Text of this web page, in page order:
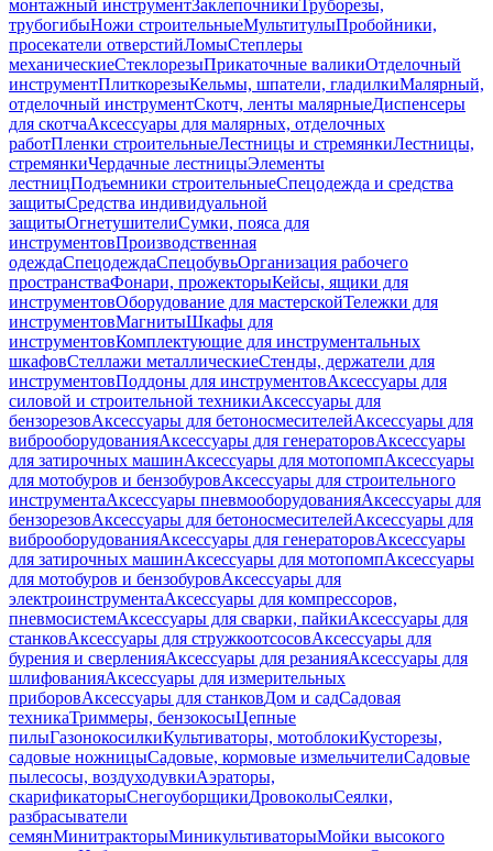
монтажный инструментЗаклепочникиТруборезы,
трубогибыНожи строительныеМультитулыПробойники,
просекатели отверстийЛомыСтеплеры
механическиеСтеклорезыПрикаточные валикиОтделочный
инструментПлиткорезыКельмы, шпатели, гладилкиМалярный,
отделочный инструментСкотч, ленты малярныеДиспенсеры
для скотчаАксессуары для малярных, отделочных
работПленки строительныеЛестницы и стремянкиЛестницы,
стремянкиЧердачные лестницыЭлементы
лестницПодъемники строительныеСпецодежда и средства
защитыСредства индивидуальной
защитыОгнетушителиСумки, пояса для
инструментовПроизводственная
одеждаСпецодеждаСпецобувьОрганизация рабочего
пространстваФонари, прожекторыКейсы, ящики для
инструментовОборудование для мастерскойТележки для
инструментовМагнитыШкафы для
инструментовКомплектующие для инструментальных
шкафовСтеллажи металлическиеСтенды, держатели для
инструментовПоддоны для инструментовАксессуары для
силовой и строительной техникиАксессуары для
бензорезовАксессуары для бетоносмесителейАксессуары для
виброоборудованияАксессуары для генераторовАксессуары
для затирочных машинАксессуары для мотопомпАксессуары
для мотобуров и бензобуровАксессуары для строительного
инструментаАксессуары пневмооборудованияАксессуары для
бензорезовАксессуары для бетоносмесителейАксессуары для
виброоборудованияАксессуары для генераторовАксессуары
для затирочных машинАксессуары для мотопомпАксессуары
для мотобуров и бензобуровАксессуары для
электроинструментаАксессуары для компрессоров,
пневмосистемАксессуары для сварки, пайкиАксессуары для
станковАксессуары для стружкоотсосовАксессуары для
бурения и сверленияАксессуары для резанияАксессуары для
шлифованияАксессуары для измерительных
приборовАксессуары для станковДом и садСадовая
техникаТриммеры, бензокосыЦепные
пилыГазонокосилкиКультиваторы, мотоблокиКусторезы,
садовые ножницыСадовые, кормовые измельчителиСадовые
пылесосы, воздуходувкиАэраторы,
скарификаторыСнегоуборщикиДровоколыСеялки,
разбрасыватели
семянМинитракторыМиникультиваторыМойки высокого